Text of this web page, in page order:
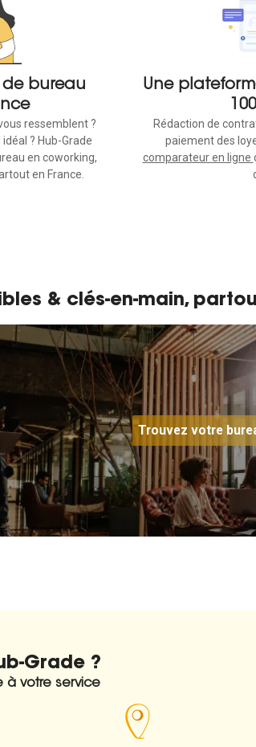
de bureau
ressemblent ?
? Hub-Grade
en coworking,
en France.
Une
Rédaction de
paiement des
comparateur en ligne
& clés-en-main,
Trouvez votre
Grade ?
à votre service